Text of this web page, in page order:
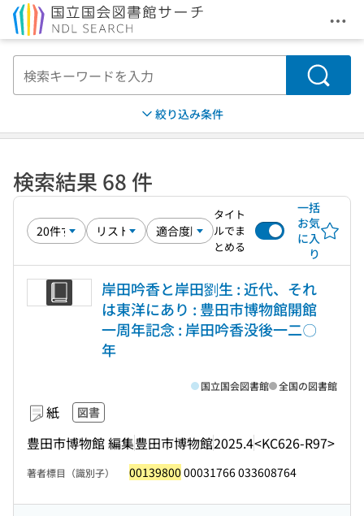
メ
検索
絞り込み条件
検索結果 68 件
タイト
ルでま
とめる
一括
お気
に入
り
岸田吟香と岸田劉生 : 近代、それ
は東洋にあり : 豊田市博物館開館
一周年記念 : 岸田吟香没後一二〇
年
紙 図書
豊田市博物館 編集豊田市博物館2025.4<KC626-R97>
国立国会図書館 全国の図書館
著者標目（識別子） 00139800 00031766 033608764